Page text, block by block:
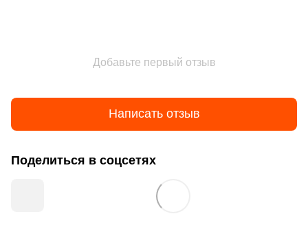
Добавьте первый отзыв
Написать отзыв
Поделиться в соцсетях